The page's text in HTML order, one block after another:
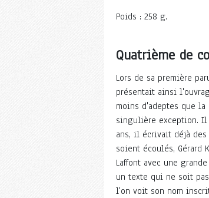
Poids : 258 g.
Quatrième de
Lors de sa première
présentait ainsi
moins d'adeptes que
singulière exception.
ans, il écrivait déjà
soient écoulés,
Laffont avec une
un texte qui ne soit
l'on voit son nom